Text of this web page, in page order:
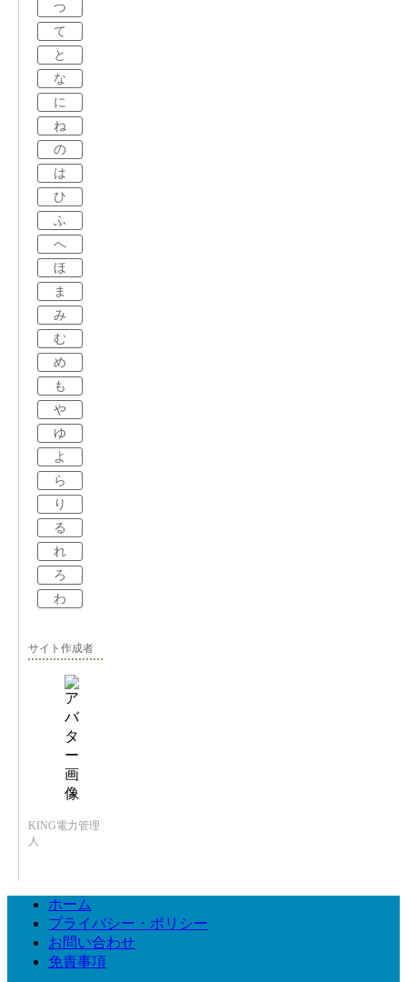
つ
て
と
な
に
ね
の
は
ひ
ふ
へ
ほ
ま
み
む
め
も
や
ゆ
よ
ら
り
る
れ
ろ
わ
サイト作成者
KING電力管理
人
ホーム
プライバシー・ポリシー
お問い合わせ
免責事項